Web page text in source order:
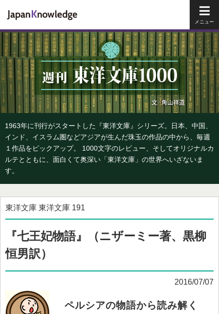
1963年に刊行がスタートした『東洋文庫』シリーズ。日本、中国、
インド、イスラム圏などアジアが生んだ珠玉の作品の中から、毎週
１作品をピックアップ。 1000文字のレビュー、そしてオリジナルカ
ルテとともに、面白くて奥深い「東洋文庫」の世界へいざないま
す。
東洋文庫 東洋文庫 191
『七王妃物語』（ニザーミー著、黒柳
恒男訳）
2016/07/07
ペルシアの物語から読み解く